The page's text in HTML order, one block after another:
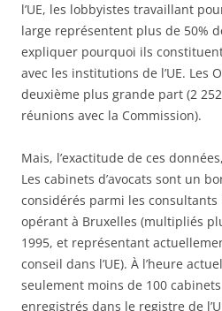
l’UE, les lobbyistes travaillant
large représentent plus de 50%
expliquer pourquoi ils
avec les institutions de l’UE. Les
deuxième plus grande part (2
réunions avec la Commission).
Mais, l’exactitude de ces
Les cabinets d’avocats sont un
considérés parmi les
opérant à Bruxelles (multipliés
1995, et représentant
conseil dans l’UE). À l’heure
seulement moins de 100 cabinets
enregistrés dans le registre de